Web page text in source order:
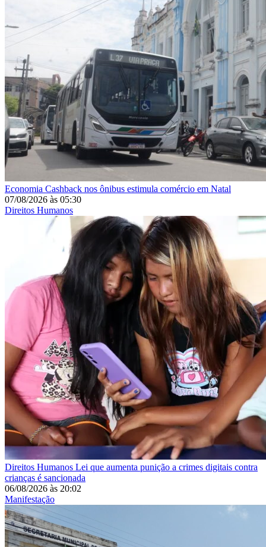
Economia Cashback nos ônibus estimula comércio em Natal
07/08/2026 às 05:30
Direitos Humanos
Direitos Humanos Lei que aumenta punição a crimes digitais contra
crianças é sancionada
06/08/2026 às 20:02
Manifestação